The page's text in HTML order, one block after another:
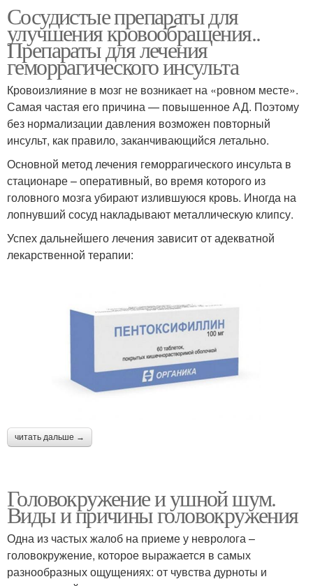
Сосудистые препараты для
улучшения кровообращения..
Препараты для лечения
геморрагического инсульта
Кровоизлияние в мозг не возникает на «ровном месте».
Самая частая его причина — повышенное АД. Поэтому
без нормализации давления возможен повторный
инсульт, как правило, заканчивающийся летально.
Основной метод лечения геморрагического инсульта в
стационаре – оперативный, во время которого из
головного мозга убирают излившуюся кровь. Иногда на
лопнувший сосуд накладывают металлическую клипсу.
Успех дальнейшего лечения зависит от адекватной
лекарственной терапии:
читать дальше →
Головокружение и ушной шум.
Виды и причины головокружения
Одна из частых жалоб на приеме у невролога –
головокружение, которое выражается в самых
разнообразных ощущениях: от чувства дурноты и